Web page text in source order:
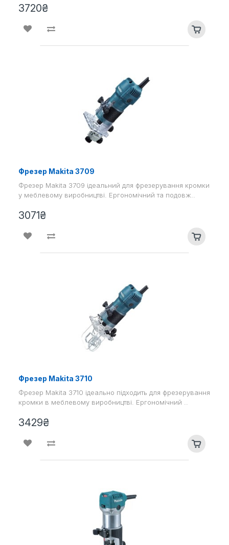
3720₴
Фрезер Makita 3709
Фрезер Makita 3709 ідеальний для фрезерування кромки
у меблевому виробництві. Ергономічний та подовж..
3071₴
Фрезер Makita 3710
Фрезер Makita 3710 ідеально підходить для фрезерування
кромки в меблевому виробництві. Ергономічний ..
3429₴